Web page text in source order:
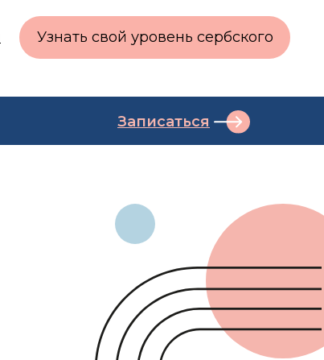
Узнать свой уровень сербского
Записаться